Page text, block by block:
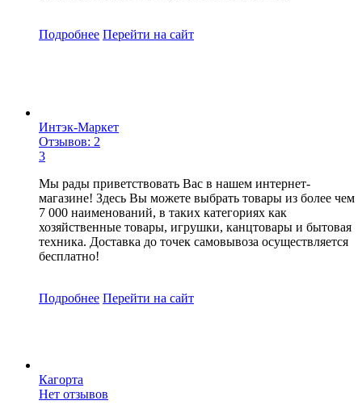
Подробнее Перейти на сайт
Интэк-Маркет
Отзывов: 2
3
Мы рады приветствовать Вас в нашем интернет-
магазине! Здесь Вы можете выбрать товары из более чем
7 000 наименований, в таких категориях как
хозяйственные товары, игрушки, канцтовары и бытовая
техника. Доставка до точек самовывоза осуществляется
бесплатно!
Подробнее Перейти на сайт
Кагорта
Нет отзывов